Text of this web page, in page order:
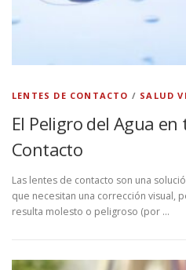
LENTES DE CONTACTO / SALUD
El Peligro del Agua
Contacto
Las lentes de contacto son una
que necesitan una corrección visual,
resulta molesto o peligroso (por …